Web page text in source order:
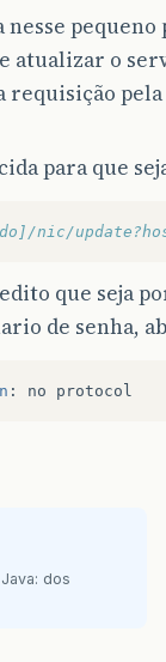
nesse
atualizar o
requisição
para que
nic/
que seja
de senha,
: no protocol
dos